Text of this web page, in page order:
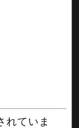
れていま